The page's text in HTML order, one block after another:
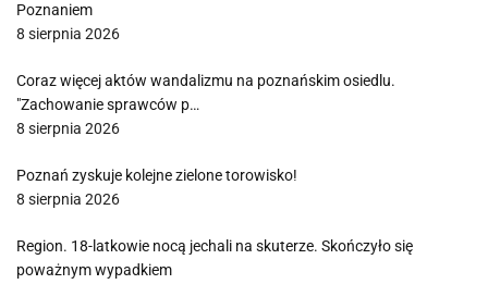
Poznaniem
8 sierpnia 2026
Coraz więcej aktów wandalizmu na poznańskim osiedlu.
"Zachowanie sprawców p…
8 sierpnia 2026
Poznań zyskuje kolejne zielone torowisko!
8 sierpnia 2026
Region. 18-latkowie nocą jechali na skuterze. Skończyło się
poważnym wypadkiem